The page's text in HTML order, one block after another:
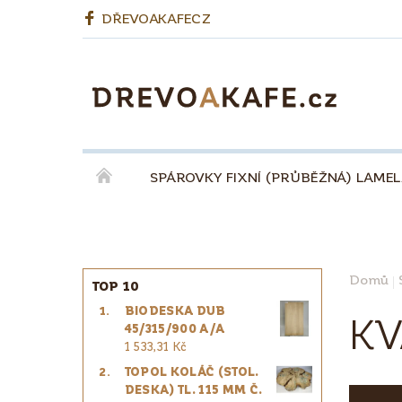
DŘEVOAKAFECZ
SPÁROVKY FIXNÍ (PRŮBĚŽNÁ)
KÁVA QUINTA ŘEZIVO ESPRESSO 100% -
PRO ŘEMESLNÍKY PRO DESIGNÉRY
TOP 10
BIODESKA DUB
45/315/900 A/A
1 533,31 Kč
TOPOL KOLÁČ (STOL.
DESKA) TL. 115 MM Č.
Domů